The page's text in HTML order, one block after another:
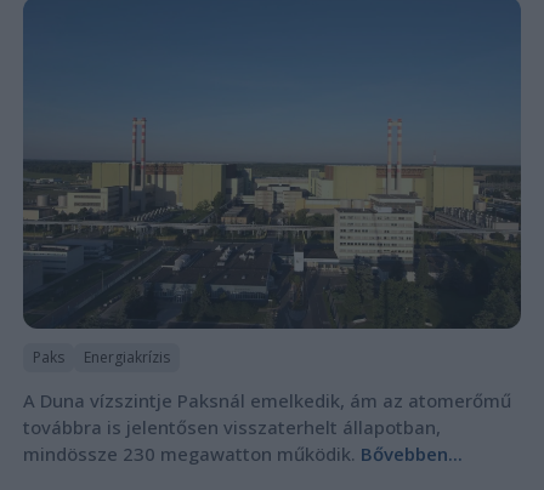
Paks Energiakrízis
A Duna vízszintje Paksnál emelkedik, ám az atomerőmű
továbbra is jelentősen visszaterhelt állapotban,
mindössze 230 megawatton működik. Bővebben...